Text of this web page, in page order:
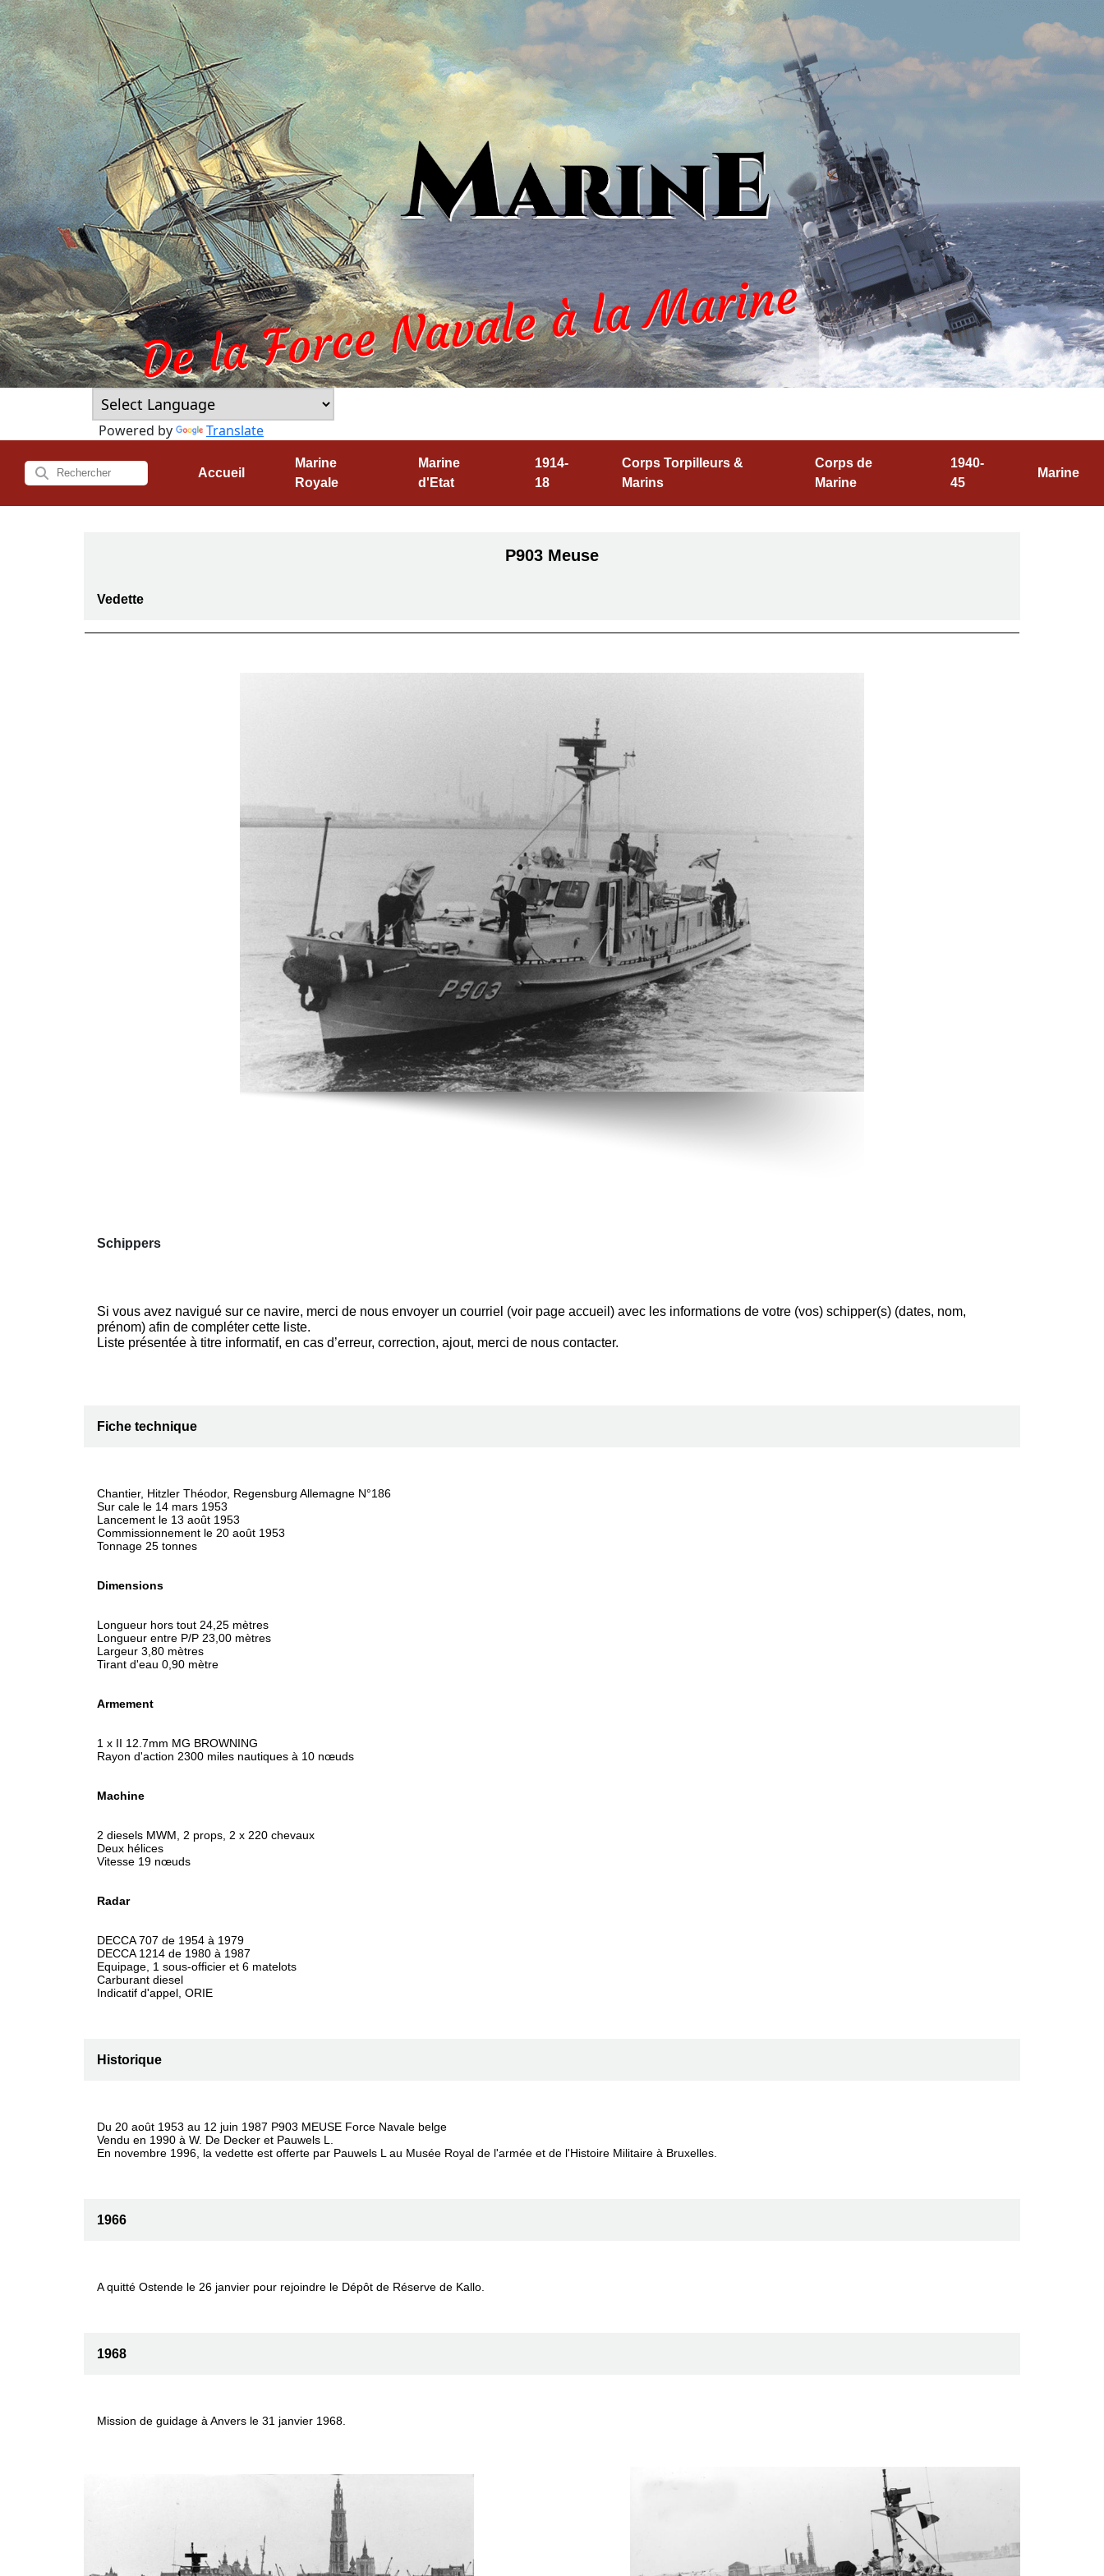
Powered by Translate
Accueil
Marine
Royale
Marine
d'Etat
1914-
18
Corps Torpilleurs &
Marins
Corps de
Marine
1940-
45
Marine
P903 Meuse
Vedette
Schippers
Si vous avez navigué sur ce navire, merci de nous envoyer un courriel (voir page accueil) avec les informations de votre (vos) schipper(s) (dates, nom,
prénom) afin de compléter cette liste.
Liste présentée à titre informatif, en cas d’erreur, correction, ajout, merci de nous contacter.
Fiche technique
Chantier, Hitzler Théodor, Regensburg Allemagne N°186
Sur cale le 14 mars 1953
Lancement le 13 août 1953
Commissionnement le 20 août 1953
Tonnage 25 tonnes
Dimensions
Longueur hors tout 24,25 mètres
Longueur entre P/P 23,00 mètres
Largeur 3,80 mètres
Tirant d'eau 0,90 mètre
Armement
1 x II 12.7mm MG BROWNING
Rayon d'action 2300 miles nautiques à 10 nœuds
Machine
2 diesels MWM, 2 props, 2 x 220 chevaux
Deux hélices
Vitesse 19 nœuds
Radar
DECCA 707 de 1954 à 1979
DECCA 1214 de 1980 à 1987
Equipage, 1 sous-officier et 6 matelots
Carburant diesel
Indicatif d'appel, ORIE
Historique
Du 20 août 1953 au 12 juin 1987 P903 MEUSE Force Navale belge
Vendu en 1990 à W. De Decker et Pauwels L.
En novembre 1996, la vedette est offerte par Pauwels L au Musée Royal de l'armée et de l'Histoire Militaire à Bruxelles.
1966
A quitté Ostende le 26 janvier pour rejoindre le Dépôt de Réserve de Kallo.
1968
Mission de guidage à Anvers le 31 janvier 1968.